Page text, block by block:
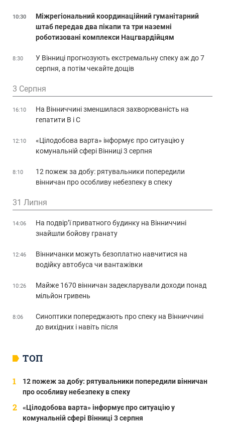
ТОП
12 пожеж за добу: рятувальники попередили вінничан
про особливу небезпеку в спеку
«Цілодобова варта» інформує про ситуацію у
комунальній сфері Вінниці 3 серпня
10:30
Міжрегіональний координаційний гуманітарний
штаб передав два пікапи та три наземні
роботизовані комплекси Нацгвардійцям
8:30
У Вінниці прогнозують екстремальну спеку аж до 7
серпня, а потім чекайте дощів
3 Серпня
16:10
На Вінниччині зменшилася захворюваність на
гепатити В і С
12:10
«Цілодобова варта» інформує про ситуацію у
комунальній сфері Вінниці 3 серпня
8:10
12 пожеж за добу: рятувальники попередили
вінничан про особливу небезпеку в спеку
31 Липня
14:06
На подвір’ї приватного будинку на Вінниччині
знайшли бойову гранату
12:46
Вінничанки можуть безоплатно навчитися на
водійку автобуса чи вантажівки
10:26
Майже 1670 вінничан задекларували доходи понад
мільйон гривень
8:06
Синоптики попереджають про спеку на Вінниччині
до вихідних і навіть після